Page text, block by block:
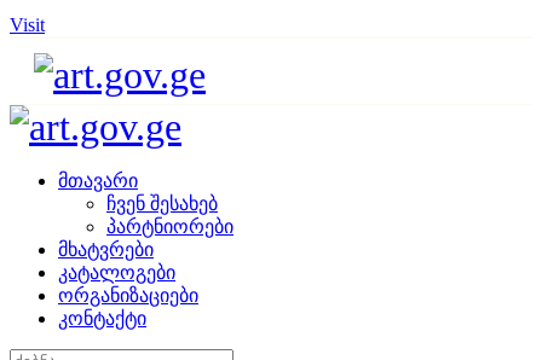
Visit
მთავარი
ჩვენ შესახებ
პარტნიორები
მხატვრები
კატალოგები
ორგანიზაციები
კონტაქტი